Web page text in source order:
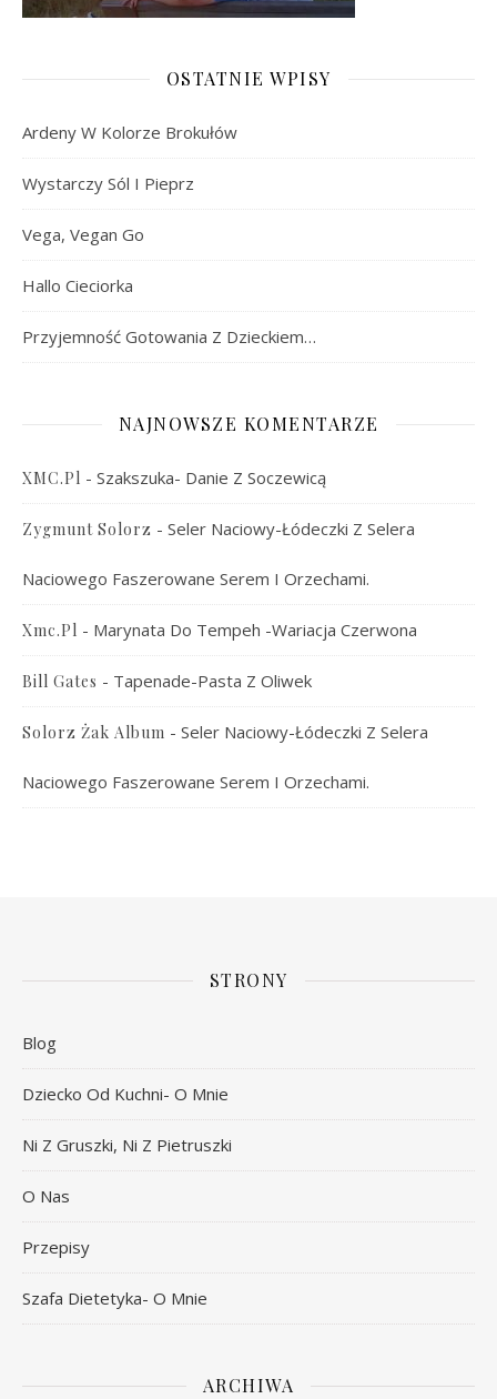
OSTATNIE WPISY
Ardeny W Kolorze Brokułów
Wystarczy Sól I Pieprz
Vega, Vegan Go
Hallo Cieciorka
Przyjemność Gotowania Z Dzieckiem…
NAJNOWSZE KOMENTARZE
XMC.pl - Szakszuka- Danie Z Soczewicą
Zygmunt Solorz - Seler Naciowy-Łódeczki Z Selera
Naciowego Faszerowane Serem I Orzechami.
Xmc.pl - Marynata Do Tempeh -wariacja Czerwona
Bill Gates - Tapenade-Pasta Z Oliwek
Solorz Żak Album - Seler Naciowy-Łódeczki Z Selera
Naciowego Faszerowane Serem I Orzechami.
STRONY
Blog
Dziecko Od Kuchni- O Mnie
Ni Z Gruszki, Ni Z Pietruszki
O Nas
Przepisy
Szafa Dietetyka- O Mnie
ARCHIWA